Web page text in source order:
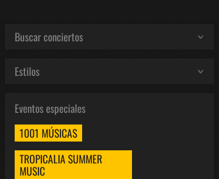
Buscar conciertos
Estilos
Eventos especiales
1001 MÚSICAS
TROPICALIA SUMMER
MUSIC